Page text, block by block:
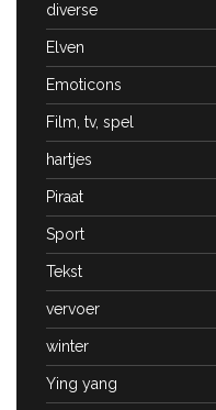
diverse
Elven
Emoticons
Film, tv, spel
hartjes
Piraat
Sport
Tekst
vervoer
winter
Ying yang